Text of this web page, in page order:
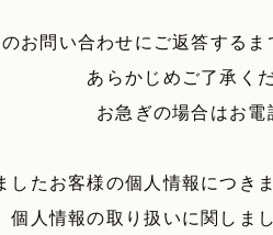
お問い合わせにご返答する
あらかじめご了承く
お急ぎの場合はお電
したお客様の個人情報につき
個人情報の取り扱いに関しま